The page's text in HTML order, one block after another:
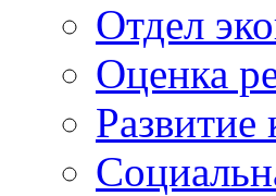
Отдел
Оценка
Развитие